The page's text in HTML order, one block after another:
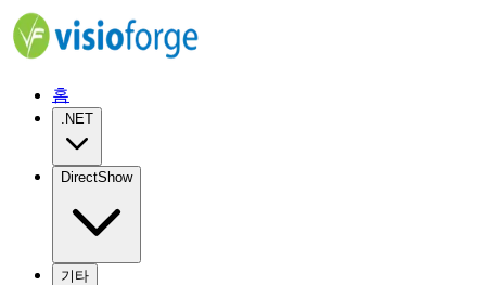
홈
.NET
DirectShow
기타